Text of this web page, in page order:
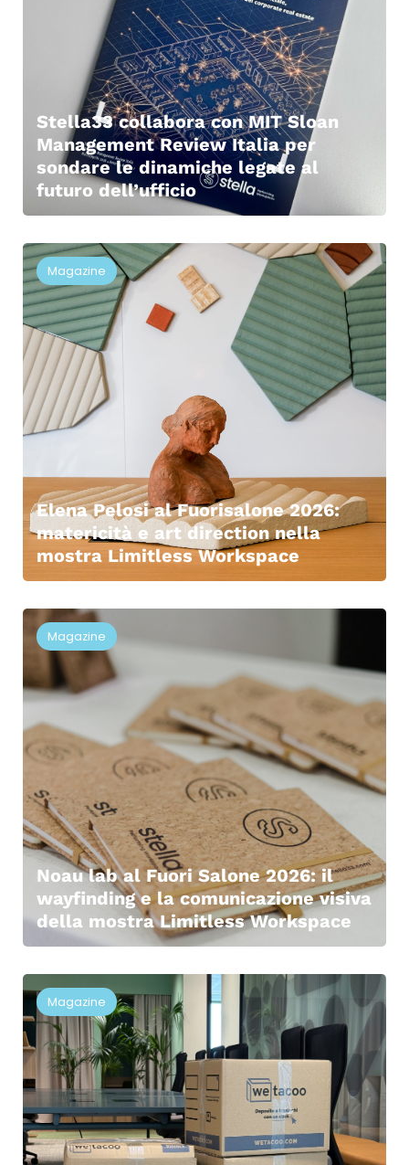
Stella33 collabora con MIT Sloan
Management Review Italia per
sondare le dinamiche legate al
futuro dell’ufficio
Magazine
Elena Pelosi al Fuorisalone 2026:
matericità e art direction nella
mostra Limitless Workspace
Magazine
Noau lab al Fuori Salone 2026: il
wayfinding e la comunicazione visiva
della mostra Limitless Workspace
Magazine